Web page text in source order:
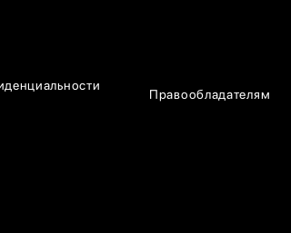
Правообладателям